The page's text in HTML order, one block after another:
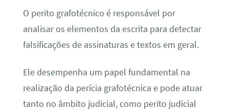
O perito grafotécnico é responsável por
analisar os elementos da escrita para detectar
falsificações de assinaturas e textos em geral.
Ele desempenha um papel fundamental na
realização da perícia grafotécnica e pode atuar
tanto no âmbito judicial, como perito judicial